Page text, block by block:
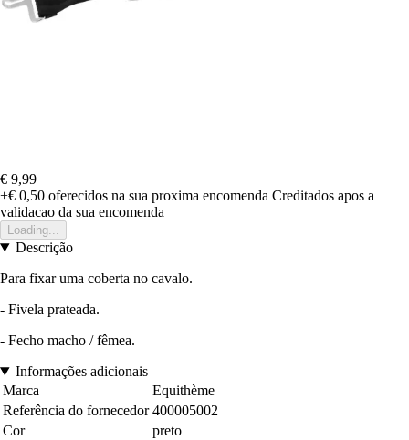
€ 9,99
+€ 0,50 oferecidos na sua proxima encomenda Creditados apos a
validacao da sua encomenda
Loading...
Descrição
Para fixar uma coberta no cavalo.
- Fivela prateada.
- Fecho macho / fêmea.
Informações adicionais
Marca
Equithème
Referência do fornecedor 400005002
Cor
preto